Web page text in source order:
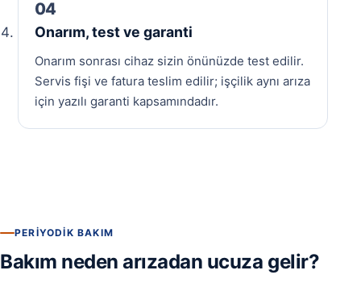
Onarım, test ve garanti
Onarım sonrası cihaz sizin önünüzde test edilir.
Servis fişi ve fatura teslim edilir; işçilik aynı arıza
için yazılı garanti kapsamındadır.
PERIYODIK BAKIM
Bakım neden arızadan ucuza gelir?